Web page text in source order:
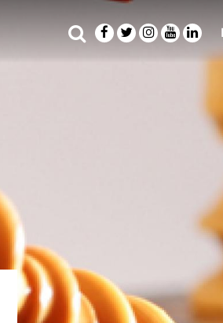
SucheFacebook
TwitterInstagram
Youtube